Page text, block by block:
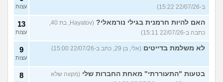
ב-22/07/26 15:22)
עצות
האם להיות חרמנית בגילי נורמאלי?
(Hayatov, בת 40,
כתבה ב-22/07/26 15:11)
13
עצות
לא משלמת בדייטים (אלי, בן 29, כתב ב-22/07/26 15:00) 9
עצות
בטעות "התעוררתי" מאחת החברות שלי (מקווה שלא
8